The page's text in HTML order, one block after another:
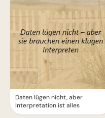
Daten lügen nicht, aber
Interpretation ist alles